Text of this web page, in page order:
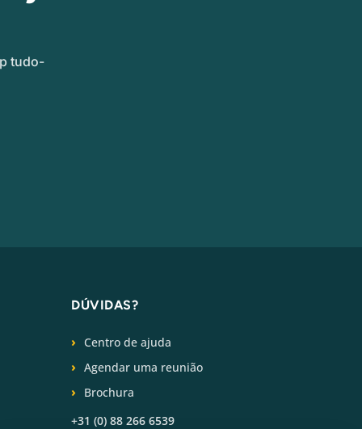
tudo-
DÚVIDAS?
Centro de ajuda
Agendar uma reunião
Brochura
+31 (0) 88 266 6539